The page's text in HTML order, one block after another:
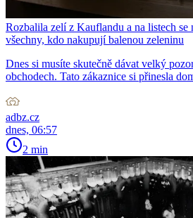
Rozbalila zelí z Kauflandu a na listech
všechny, kdo nakupují balenou zeleninu
Dnes si musíte skutečně dávat velký
obchodech. Tato zákaznice si přinesla
adbz.cz
dnes, 06:57
2 min